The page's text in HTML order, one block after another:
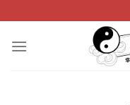
to
content